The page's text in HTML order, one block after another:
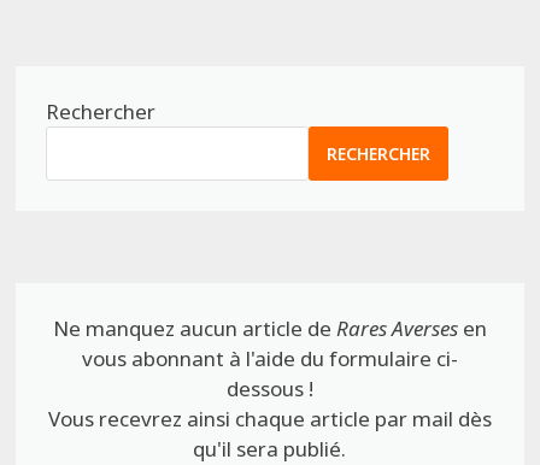
Rechercher
RECHERCHER
Ne manquez aucun article de Rares Aversesen
vous abonnant à l'aide du formulaire ci-
dessous !
Vous recevrez ainsi chaque article par mail dès
qu'il sera publié.